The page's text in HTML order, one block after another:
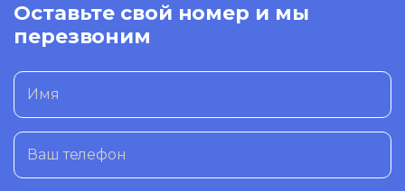
Оставьте свой номер и мы
перезвоним
Имя
Ваш телефон